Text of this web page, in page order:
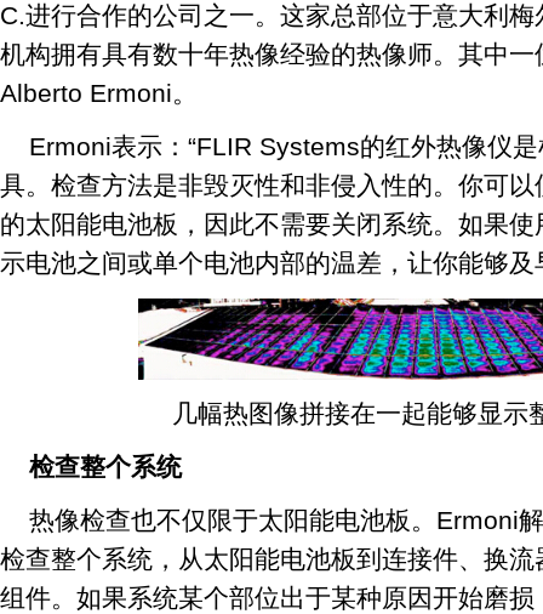
C.进行合作的公司之一。这家总部位于意大利
机构拥有具有数十年热像经验的热像师。其中
Alberto Ermoni。
Ermoni表示：“FLIR Systems的红外热像仪
具。检查方法是非毁灭性和非侵入性的。你可
的太阳能电池板，因此不需要关闭系统。如果
示电池之间或单个电池内部的温差，让你能够及
几幅热图像拼接在一起能够显示
检查整个系统
热像检查也不仅限于太阳能电池板。Ermoni
检查整个系统，从太阳能电池板到连接件、换
组件。如果系统某个部位出于某种原因开始磨